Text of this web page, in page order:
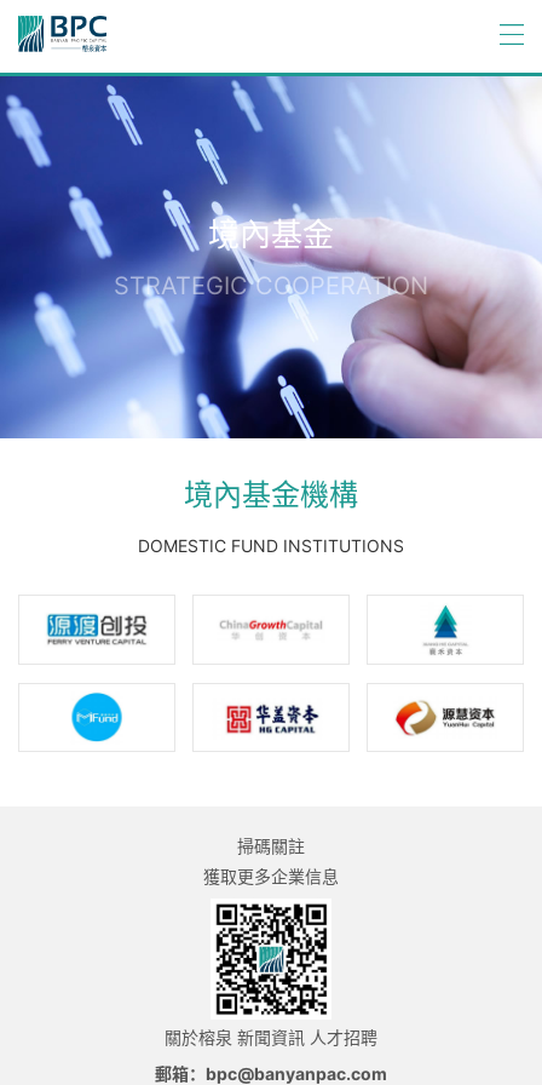
境內基金
STRATEGIC COOPERATION
境內基金機構
DOMESTIC FUND INSTITUTIONS
掃碼關註
獲取更多企業信息
關於榕泉 新聞資訊 人才招聘
郵箱：bpc@banyanpac.com